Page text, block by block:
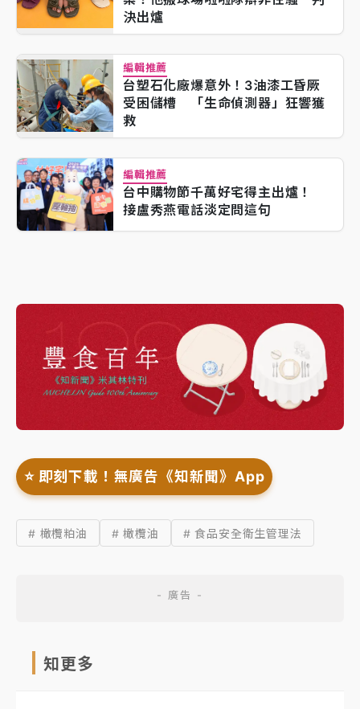
決出爐
編輯推薦
台塑石化廠爆意外！3油漆工昏厥
受困儲槽 「生命偵測器」狂響獲
救
編輯推薦
台中購物節千萬好宅得主出爐！
接盧秀燕電話淡定問這句
⭐️ 即刻下載！無廣告《知新聞》App
# 橄欖粕油 # 橄欖油 # 食品安全衛生管理法
知更多